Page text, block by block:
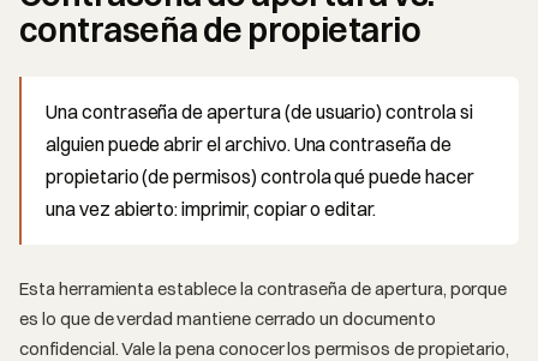
contraseña de propietario
Una contraseña de apertura (de usuario) controla si
alguien puede abrir el archivo. Una contraseña de
propietario (de permisos) controla qué puede hacer
una vez abierto: imprimir, copiar o editar.
Esta herramienta establece la contraseña de apertura, porque
es lo que de verdad mantiene cerrado un documento
confidencial. Vale la pena conocer los permisos de propietario,